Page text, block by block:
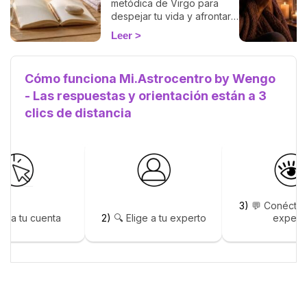
metódica de Virgo para
despejar tu vida y afrontar
la vuelta de 2026 con
ligereza. La guía de Marisa.
Leer
Cómo funciona Mi.Astrocentro by Wengo
- Las respuestas y orientación están a 3
clics de distancia
tu cuenta 2) 🔍 Elige a tu experto
3) 💬